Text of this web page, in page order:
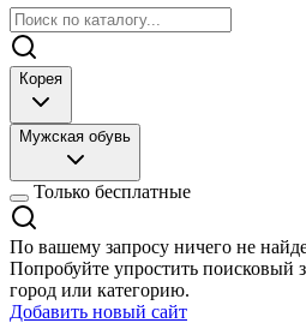
Корея
Мужская обувь
Только бесплатные
По вашему запросу ничего не
Попробуйте упростить поисковый
город или категорию.
Добавить новый сайт